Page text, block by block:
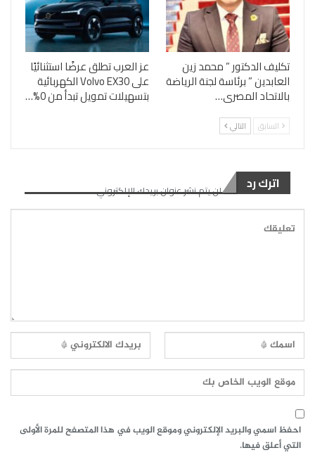
تكليف الدكتور ” محمد زين
العابدين ” برئاسة لجنة الرياضة
بالاتحاد المصرى…
عز العرب تطلق عرضًا استثنائيًا
على Volvo EX30 الكهربائية
بتسهيلات تمويل تبدأ من 0%…
السابق التالي
اترك رد لن يتم نشر عنوان بريدك الإلكتروني.
احفظ اسمي والبريد الإلكتروني وموقع الويب في هذا المتصفح للمرة الأولى
التي أعلق فيها.